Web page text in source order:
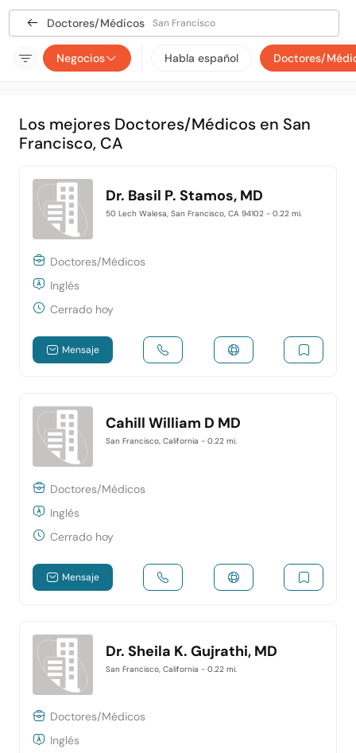
Doctores/Médicos San Francisco
Negocios Habla español Doctores/
Los mejores Doctores/Médicos en San
Francisco, CA
Dr. Basil P. Stamos, MD
50 Lech Walesa, San Francisco, CA 94102 - 0.22 mi.
Doctores/Médicos
Inglés
Cerrado hoy
Mensaje
Cahill William D MD
San Francisco, California - 0.22 mi.
Doctores/Médicos
Inglés
Cerrado hoy
Mensaje
Dr. Sheila K. Gujrathi, MD
San Francisco, California - 0.22 mi.
Doctores/Médicos
Inglés